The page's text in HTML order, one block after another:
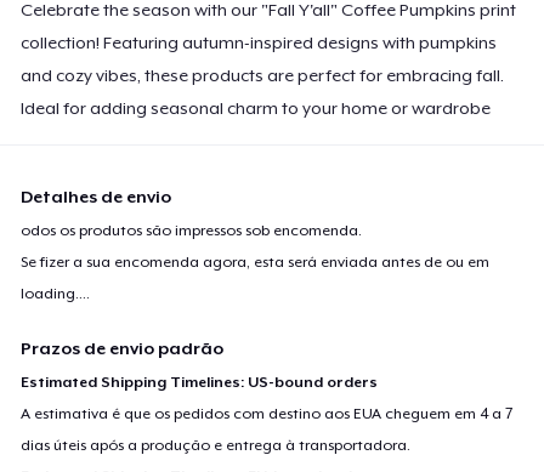
Celebrate the season with our "Fall Y'all" Coffee Pumpkins print
collection! Featuring autumn-inspired designs with pumpkins
and cozy vibes, these products are perfect for embracing fall.
Ideal for adding seasonal charm to your home or wardrobe
Detalhes de envio
odos os produtos são impressos sob encomenda.
Se fizer a sua encomenda agora, esta será enviada antes de ou em
loading....
Prazos de envio padrão
Estimated Shipping Timelines: US-bound orders
A estimativa é que os pedidos com destino aos EUA cheguem em 4 a 7
dias úteis após a produção e entrega à transportadora.